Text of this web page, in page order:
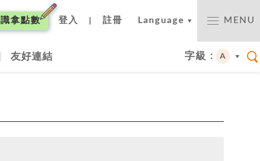
拿點數 登入 註冊 Language MENU
友好連結 字級 : A